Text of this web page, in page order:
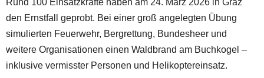
Rund 100 Einsatzkräfte haben am 24. März 2026 in Graz
den Ernstfall geprobt. Bei einer groß angelegten Übung
simulierten Feuerwehr, Bergrettung, Bundesheer und
weitere Organisationen einen Waldbrand am Buchkogel –
inklusive vermisster Personen und Helikoptereinsatz.